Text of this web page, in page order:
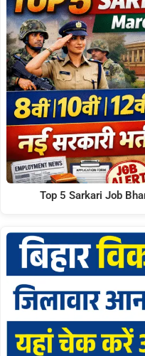
Top 5 Sarkari Job